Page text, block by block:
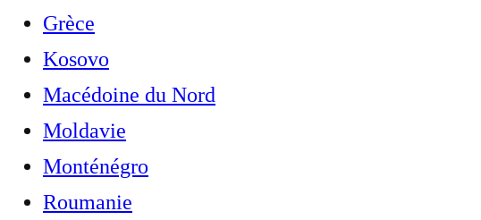
Grèce
Kosovo
Macédoine du Nord
Moldavie
Monténégro
Roumanie